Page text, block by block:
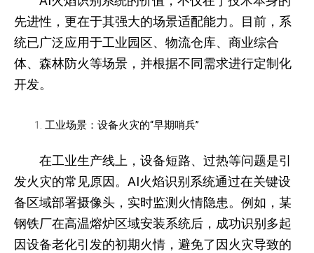
先进性，更在于其强大的场景适配能力。目前，系
统已广泛应用于工业园区、物流仓库、商业综合
体、森林防火等场景，并根据不同需求进行定制化
开发。
工业场景：设备火灾的“早期哨兵”
在工业生产线上，设备短路、过热等问题是引
发火灾的常见原因。AI火焰识别系统通过在关键设
备区域部署摄像头，实时监测火情隐患。例如，某
钢铁厂在高温熔炉区域安装系统后，成功识别多起
因设备老化引发的初期火情，避免了因火灾导致的